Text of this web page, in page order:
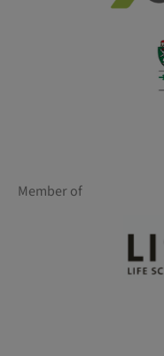
Member of